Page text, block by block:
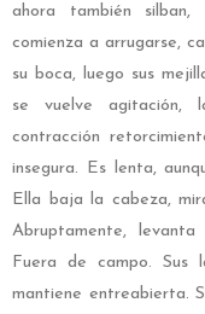
ahora también
comienza a arrugarse,
su boca, luego sus
se vuelve agitación,
contracción
insegura. Es lenta,
Ella baja la cabeza,
Abruptamente,
Fuera de campo. Sus
mantiene entreabierta.